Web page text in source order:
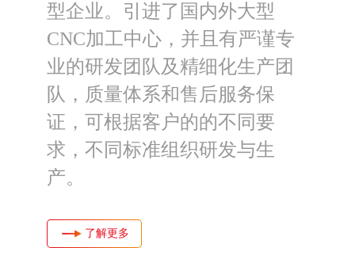
型企业。引进了国内外大型
CNC加工中心，并且有严谨专
业的研发团队及精细化生产团
队，质量体系和售后服务保
证，可根据客户的的不同要
求，不同标准组织研发与生
产。
了解更多